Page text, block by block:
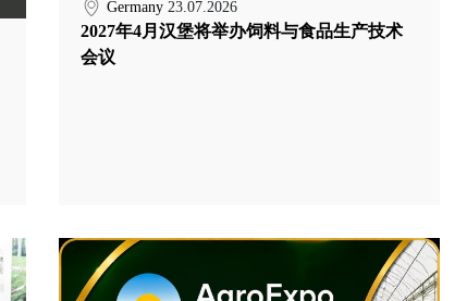
Germany 23.07.2026
2027年4月汉堡将举办饲料与食品生产技术
会议